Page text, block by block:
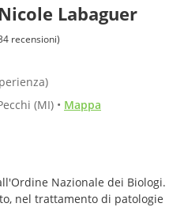
Labaguer
recensioni)
(MI) • Mappa
Nazionale dei Biologi.
nel trattamento di patologie